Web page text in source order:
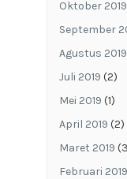
Oktober 2019
September
Agustus 2019
Juli 2019 (2)
Mei 2019 (1)
April 2019 (2)
Maret 2019
Februari 2019